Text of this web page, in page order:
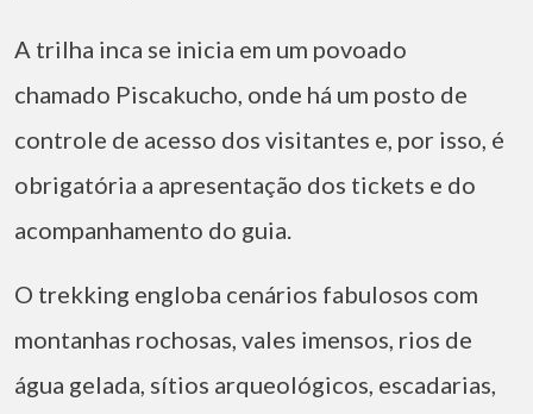
A trilha inca se inicia em um povoado
chamado Piscakucho, onde há um posto de
controle de acesso dos visitantes e, por isso, é
obrigatória a apresentação dos tickets e do
acompanhamento do guia.
O trekking engloba cenários fabulosos com
montanhas rochosas, vales imensos, rios de
água gelada, sítios arqueológicos, escadarias,